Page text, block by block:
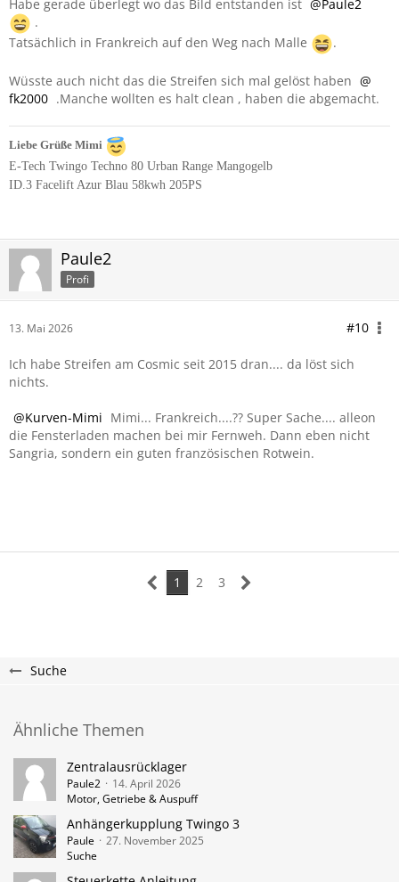
Habe gerade überlegt wo das Bild entstanden ist
Paule2
.
Tatsächlich in Frankreich auf den Weg nach Malle
.
Wüsste auch nicht das die Streifen sich mal gelöst haben
fk2000 .Manche wollten es halt clean , haben die abgemacht.
Liebe Grüße Mimi
E-Tech Twingo Techno 80 Urban Range Mangogelb
ID.3 Facelift Azur Blau 58kwh 205PS
Paule2
Profi
13. Mai 2026 #10
Ich habe Streifen am Cosmic seit 2015 dran.... da löst sich
nichts.
Kurven-Mimi Mimi... Frankreich....?? Super Sache.... alleon
die Fensterladen machen bei mir Fernweh. Dann eben nicht
Sangria, sondern ein guten französischen Rotwein.
1 2 3
Suche
Ähnliche Themen
Zentralausrücklager
Paule2
14. April 2026
Motor, Getriebe & Auspuff
Anhängerkupplung Twingo 3
Paule
27. November 2025
Suche